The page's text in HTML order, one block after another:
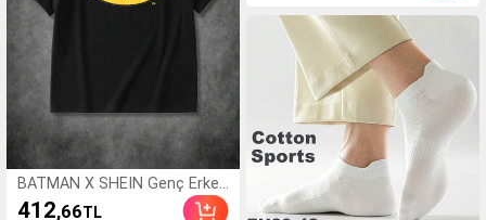
BATMAN X SHEIN Genç Erkek
Çocuklar İçin Çizgi Film Baskılı
412,66TL
eya Erkek Arkadaş İçin Sp
or Hediyesi Olarak Uygun